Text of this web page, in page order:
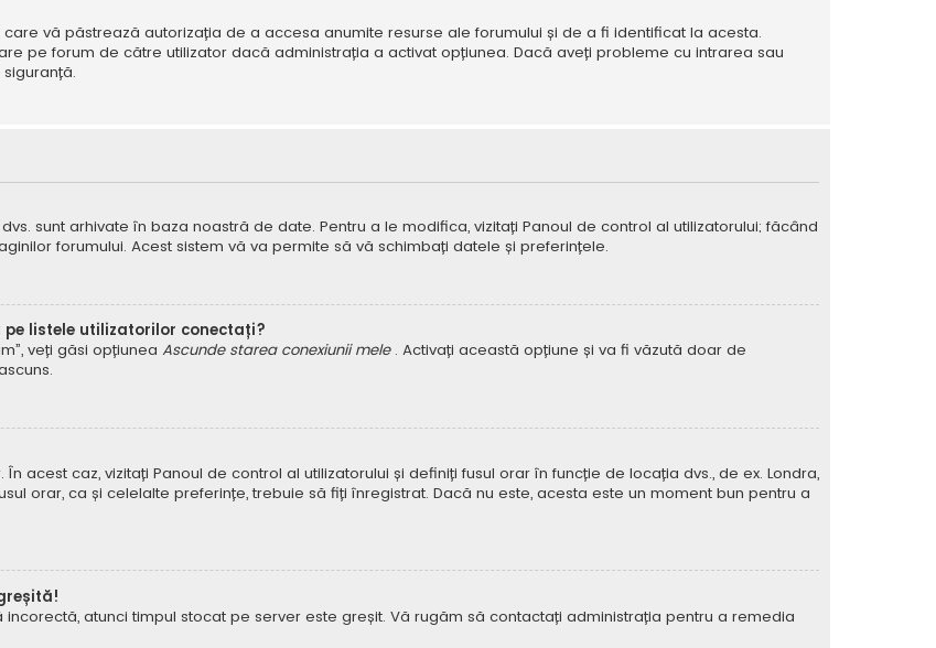
vă păstrează autorizația de a accesa anumite resurse ale forumului și de a fi identificat la acesta.
pe forum de către utilizator dacă administrația a activat opțiunea. Dacă aveți probleme cu intrarea sau
sunt arhivate în baza noastră de date. Pentru a le modifica, vizitați Panoul de control al utilizatorului; făcând
forumului. Acest sistem vă va permite să vă schimbați datele și preferințele.
listele utilizatorilor conectați?
veți găsi opțiunea Ascunde starea conexiunii mele . Activați această opțiune și va fi văzută doar de
acest caz, vizitați Panoul de control al utilizatorului și definiți fusul orar în funcție de locația dvs., de ex. Londra,
orar, ca și celelalte preferințe, trebuie să fiți înregistrat. Dacă nu este, acesta este un moment bun pentru a
atunci timpul stocat pe server este greșit. Vă rugăm să contactați administrația pentru a remedia